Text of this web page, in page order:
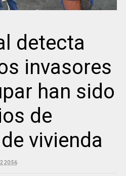
detecta
invasores
han sido
de
vivienda
20:56